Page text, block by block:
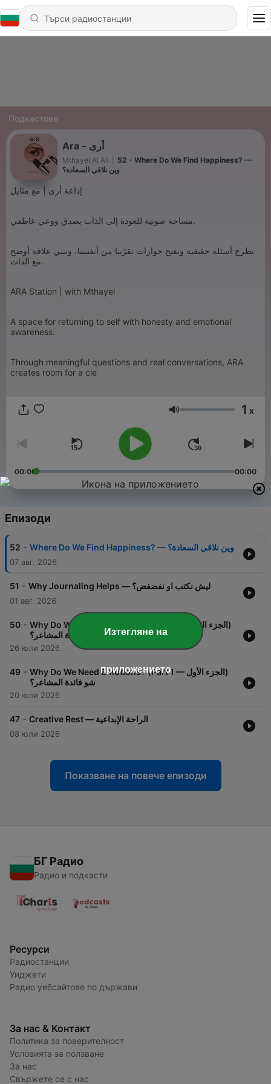
Подкастове
Ara - أرى
Mthayel Al Ali
52 - Where Do We Find Happiness? —
وين نلاقي السعادة؟
إذاعة أرى | مع مثايل
مساحة صوتية للعودة إلى الذات بصدق ووعي عاطفي.
نطرح أسئلة حقيقية ونفتح حوارات تقرّبنا من أنفسنا، وتبني علاقة أوضح
مع الذات.
ARA Station | with Mthayel
A space for returning to self with honesty and emotional
awareness.
Through meaningful questions and real conversations, ARA
creates room for a cle
Сила на звука
1 x
00:00 00:00
Епизоди
52 - Where Do We Find Happiness? — وين نلاقي السعادة؟
07 авг. 2026
51 - Why Journaling Helps — ليش نكتب او نفضفض؟
01 авг. 2026
50 - Why Do We Need Emotions? (Part 2 — الجزء الثاني)
شو فائدة المشاعر؟
26 юли 2026
49 - Why Do We Need Emotions? (Part 1 — الجزء الأول)
شو فائدة المشاعر؟
20 юли 2026
47 - Creative Rest — الراحة الإبداعية
08 юли 2026
Показване на повече епизоди
БГ Радио
Радио и подкасти
Ресурси
Радиостанции
Уиджети
Радио уебсайтове по държави
За нас & Контакт
Политика за поверителност
Условията за ползване
За нас
Свържете се с нас
Изтегляне на
приложението